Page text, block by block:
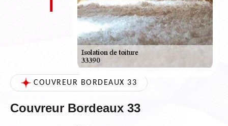
COUVREUR BORDEAUX 33
Couvreur Bordeaux 33